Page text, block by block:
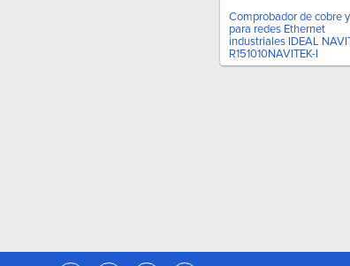
Comprobador de cobre
para redes Ethernet
industriales IDEAL
R151010NAVITEK-I